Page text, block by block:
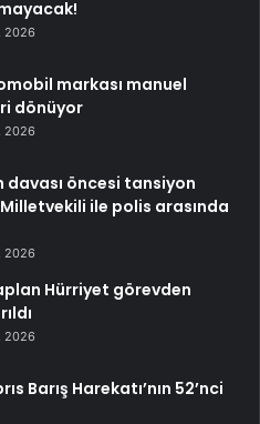
2026
markası manuel
dönüyor
2026
davası öncesi tansiyon
ile polis arasında
2026
Hürriyet görevden
2026
Barış Harekatı’nın 52’nci